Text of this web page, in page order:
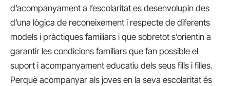
d’acompanyament a l’escolaritat es desenvolupin des
d’una lògica de reconeixement i respecte de diferents
models i pràctiques familiars i que sobretot s’orientin a
garantir les condicions familiars que fan possible el
suport i acompanyament educatiu dels seus fills i filles.
Perquè acompanyar als joves en la seva escolaritat és